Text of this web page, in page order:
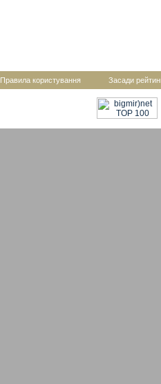
Правила користування Засади